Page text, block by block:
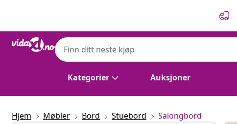
Kategorier Auksjoner
Hjem Møbler Bord Stuebord Salongbord